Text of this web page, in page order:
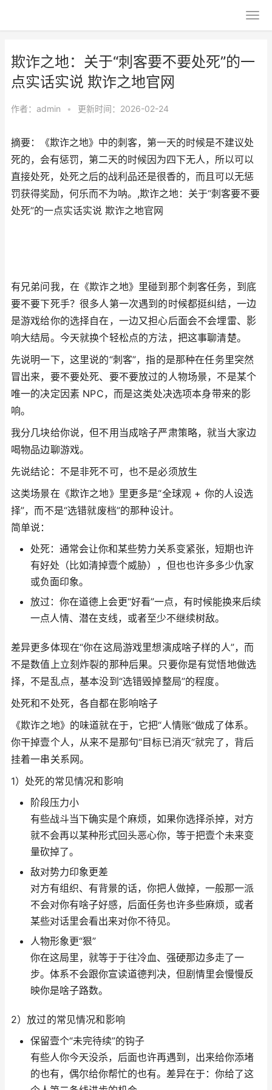
欺诈之地：关于“刺客要不要处死”的一
点实话实说 欺诈之地官网
作者： admin • 更新时间：2026-02-24
摘要：《欺诈之地》中的刺客，第一天的时候是不建议处
死的，会有惩罚，第二天的时候因为四下无人，所以可以
直接处死，处死之后的战利品还是很香的，而且可以无惩
罚获得奖励，何乐而不为呐。,欺诈之地：关于“刺客要不要
处死”的一点实话实说 欺诈之地官网
有兄弟问我，在《欺诈之地》里碰到那个刺客任务，到底
要不要下死手？很多人第一次遇到的时候都挺纠结，一边
是游戏给你的选择自在，一边又担心后面会不会埋雷、影
响大结局。今天就换个轻松点的方法，把这事聊清楚。
先说明一下，这里说的“刺客”，指的是那种在任务里突然
冒出来，要不要处死、要不要放过的人物场景，不是某个
唯一的决定因素 NPC，而是这类处决选项本身带来的影
响。
我分几块给你说，但不用当成啥子严肃策略，就当大家边
喝物品边聊游戏。
先说结论：不是非死不可，也不是必须放生
这类场景在《欺诈之地》里更多是“全球观 + 你的人设选
择”，而不是“选错就废档”的那种设计。
简单说：
处死：通常会让你和某些势力关系变紧张，短期也许
有好处（比如清掉壹个威胁），但也也许多多少仇家
或负面印象。
放过：你在道德上会更“好看”一点，有时候能换来后续
一点人情、潜在支线，或者至少不继续树敌。
差异更多体现在“你在这局游戏里想演成啥子样的人”，而
不是数值上立刻炸裂的那种后果。只要你是有觉悟地做选
择，不是乱点，基本没到“选错毁掉整局”的程度。
处死和不处死，各自都在影响啥子
《欺诈之地》的味道就在于，它把“人情账”做成了体系。
你干掉壹个人，从来不是那句“目标已消灭”就完了，背后
挂着一串关系网。
1）处死的常见情况和影响
阶段压力小
有些战斗当下确实是个麻烦，如果你选择杀掉，对方
就不会再以某种形式回头恶心你，等于把壹个未来变
量砍掉了。
敌对势力印象更差
对方有组织、有背景的话，你把人做掉，一般那一派
不会对你有啥子好感，后面任务也许多些麻烦，或者
某些对话里会看出来对你不待见。
人物形象更“狠”
你在这局里，就等于于往冷血、强硬那边多走了一
步。体系不会跟你宣读道德判决，但剧情里会慢慢反
映你是啥子路数。
2）放过的常见情况和影响
保留壹个“未完待续”的钩子
有些人你今天没杀，后面也许再遇到，出来给你添堵
的也有，偶尔给你帮忙的也有。差异在于：你给了这